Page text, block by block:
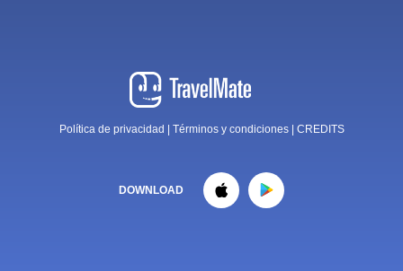
Política de privacidad Términos y condiciones CREDITS
DOWNLOAD